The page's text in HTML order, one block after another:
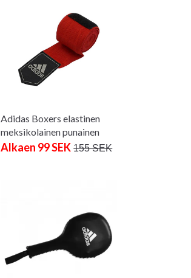
Adidas Boxers elastinen
meksikolainen punainen
Alkaen 99 SEK 155 SEK